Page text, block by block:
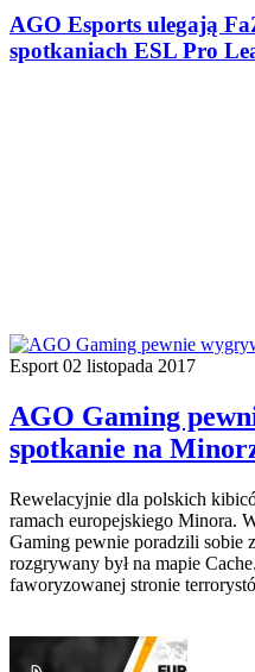
AGO Esports ulegają
spotkaniach ESL Pro
Esport 02 listopada 2017
AGO Gaming
spotkanie na
Rewelacyjnie dla polskich
ramach europejskiego Minora.
Gaming pewnie poradzili sobie
rozgrywany był na mapie
faworyzowanej stronie